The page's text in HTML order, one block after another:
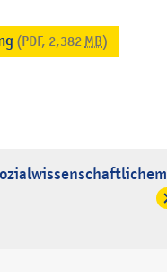
(PDF, 2,382MB)